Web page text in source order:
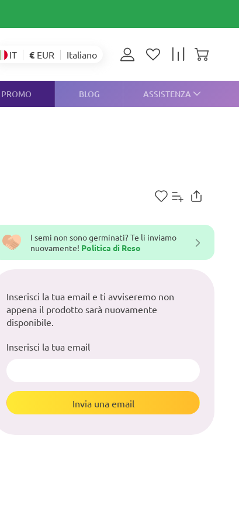
IT € EUR Italiano
PROMO BLOG ASSISTENZA
I semi non sono germinati? Te li inviamo
nuovamente! Politica di Reso
Inserisci la tua email e ti avviseremo non
appena il prodotto sarà nuovamente
disponibile.
Inserisci la tua email
Invia una email